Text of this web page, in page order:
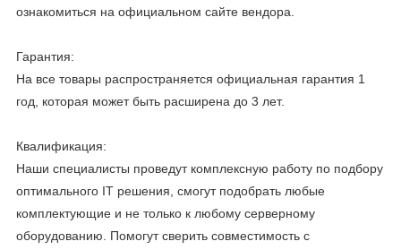
ознакомиться на официальном сайте вендора.
Гарантия:
На все товары распространяется официальная гарантия 1
год, которая может быть расширена до 3 лет.
Квалификация:
Наши специалисты проведут комплексную работу по подбору
оптимального IT решения, смогут подобрать любые
комплектующие и не только к любому серверному
оборудованию. Помогут сверить совместимость с